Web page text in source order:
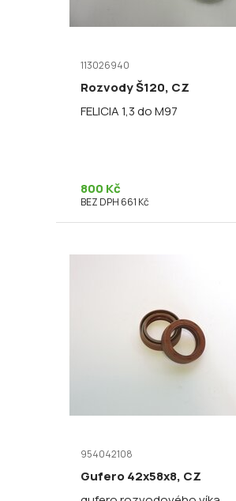
113026940
Rozvody Š120, CZ
FELICIA 1,3 do M97
800 Kč
BEZ DPH 661 Kč
954042108
Gufero 42x58x8, CZ